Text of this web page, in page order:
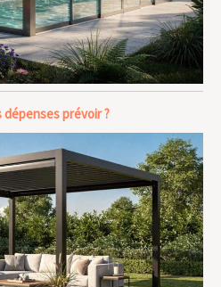
dépenses prévoir ?